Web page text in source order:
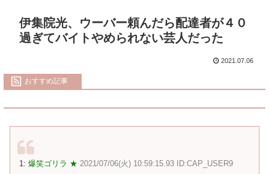
伊集院光、ウーバー頼んだら配達者が４０
過ぎてバイトやめられない芸人だった
2021.07.06
おすすめ記事
1: 爆笑ゴリラ ★ 2021/07/06(火) 10:59:15.93 ID:CAP_USER9